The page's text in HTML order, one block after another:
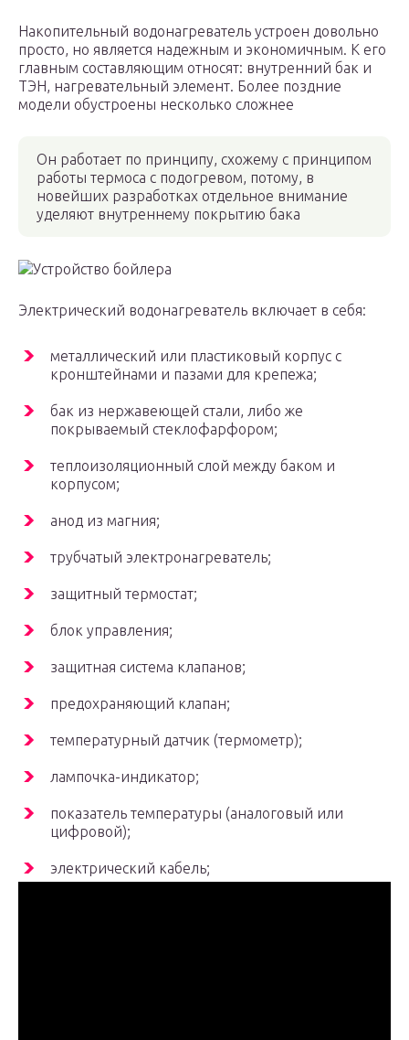
Накопительный водонагреватель устроен довольно
просто, но является надежным и экономичным. К его
главным составляющим относят: внутренний бак и
ТЭН, нагревательный элемент. Более поздние
модели обустроены несколько сложнее
Он работает по принципу, схожему с принципом
работы термоса с подогревом, потому, в
новейших разработках отдельное внимание
уделяют внутреннему покрытию бака
Устройство бойлера
Электрический водонагреватель включает в себя:
металлический или пластиковый корпус с
кронштейнами и пазами для крепежа;
бак из нержавеющей стали, либо же
покрываемый стеклофарфором;
теплоизоляционный слой между баком и
корпусом;
анод из магния;
трубчатый электронагреватель;
защитный термостат;
блок управления;
защитная система клапанов;
предохраняющий клапан;
температурный датчик (термометр);
лампочка-индикатор;
показатель температуры (аналоговый или
цифровой);
электрический кабель;